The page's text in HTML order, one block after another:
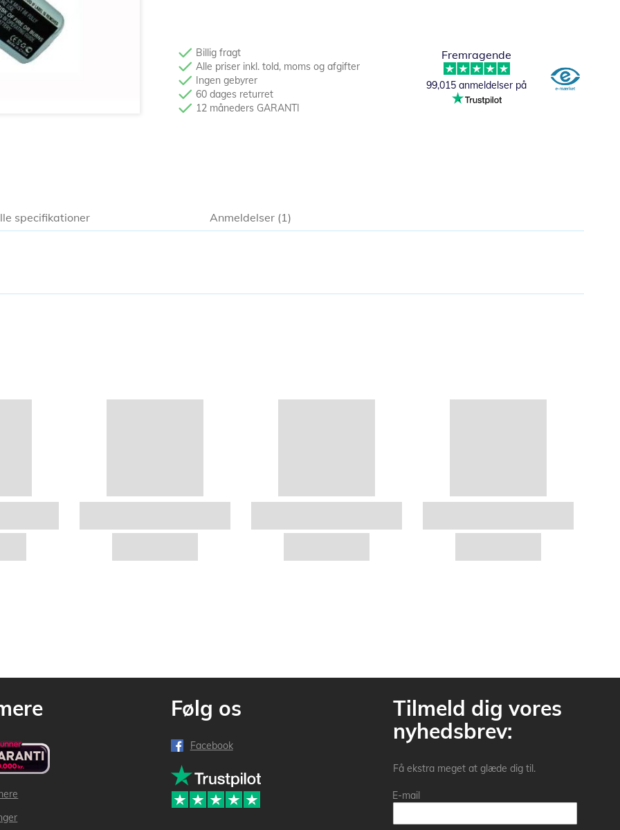
Billig fragt
Alle priser inkl. told, moms og afgifter
Ingen gebyrer
60 dages returret
12 måneders GARANTI
Fremragende
99,015 anmeldelser på
specifikationer Anmeldelser 1
Følg os
Facebook
Tilmeld dig vores
nyhedsbrev:
Få ekstra meget at glæde dig til.
E-mail